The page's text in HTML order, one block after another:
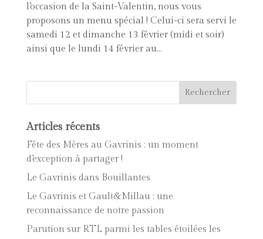
l’occasion de la Saint-Valentin, nous vous
proposons un menu spécial ! Celui-ci sera servi le
samedi 12 et dimanche 13 février (midi et soir)
ainsi que le lundi 14 février au...
Articles récents
Fête des Mères au Gavrinis : un moment
d’exception à partager !
Le Gavrinis dans Bouillantes
Le Gavrinis et Gault&Millau : une
reconnaissance de notre passion
Parution sur RTL parmi les tables étoilées les